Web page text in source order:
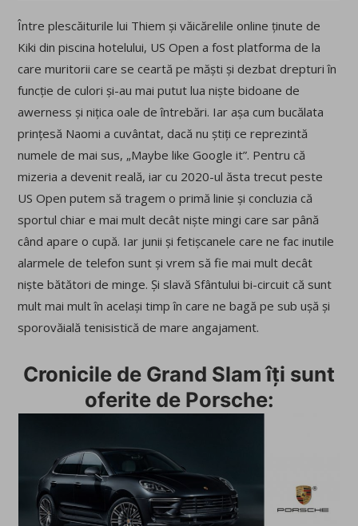
Între plescăiturile lui Thiem și văicărelile online ținute de
Kiki din piscina hotelului, US Open a fost platforma de la
care muritorii care se ceartă pe măști și dezbat drepturi în
funcție de culori și-au mai putut lua niște bidoane de
awerness și nițica oale de întrebări. Iar așa cum bucălata
prințesă Naomi a cuvântat, dacă nu știți ce reprezintă
numele de mai sus, „Maybe like Google it”. Pentru că
mizeria a devenit reală, iar cu 2020-ul ăsta trecut peste
US Open putem să tragem o primă linie și concluzia că
sportul chiar e mai mult decât niște mingi care sar până
când apare o cupă. Iar junii și fetișcanele care ne fac inutile
alarmele de telefon sunt și vrem să fie mai mult decât
niște bătători de minge. Și slavă Sfântului bi-circuit că sunt
mult mai mult în același timp în care ne bagă pe sub ușă și
sporovăială tenisistică de mare angajament.
Cronicile de Grand Slam îți sunt
oferite de Porsche: